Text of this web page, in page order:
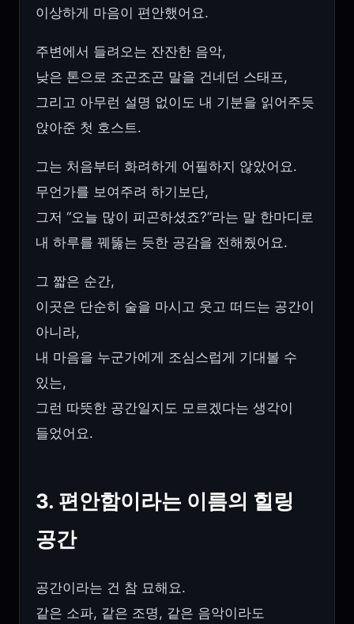
이상하게 마음이 편안했어요.
주변에서 들려오는 잔잔한 음악,
낮은 톤으로 조곤조곤 말을 건네던 스태프,
그리고 아무런 설명 없이도 내 기분을 읽어주듯
앉아준 첫 호스트.
그는 처음부터 화려하게 어필하지 않았어요.
무언가를 보여주려 하기보단,
그저 “오늘 많이 피곤하셨죠?”라는 말 한마디로
내 하루를 꿰뚫는 듯한 공감을 전해줬어요.
그 짧은 순간,
이곳은 단순히 술을 마시고 웃고 떠드는 공간이
아니라,
내 마음을 누군가에게 조심스럽게 기대볼 수
있는,
그런 따뜻한 공간일지도 모르겠다는 생각이
들었어요.
3. 편안함이라는 이름의 힐링
공간
공간이라는 건 참 묘해요.
같은 소파, 같은 조명, 같은 음악이라도